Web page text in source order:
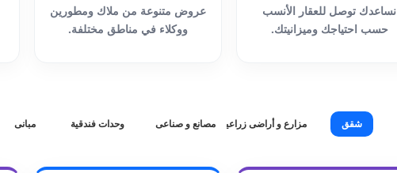
نساعدك توصل للعقار الأنسب
حسب احتياجك وميزانيتك.
عروض متنوعة من ملاك ومطورين
ووكلاء في مناطق مختلفة.
شقق مزارع و أراضى زراعية مصانع و صناعى وحدات فندقية مبانى